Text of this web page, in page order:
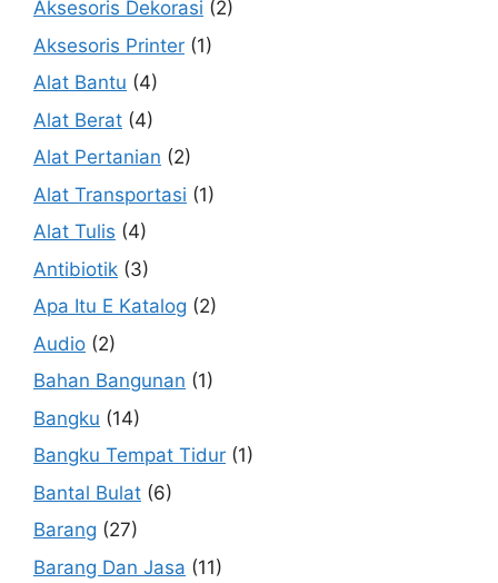
Aksesoris Dekorasi (2)
Aksesoris Printer (1)
Alat Bantu (4)
Alat Berat (4)
Alat Pertanian (2)
Alat Transportasi (1)
Alat Tulis (4)
Antibiotik (3)
Apa Itu E Katalog (2)
Audio (2)
Bahan Bangunan (1)
Bangku (14)
Bangku Tempat Tidur (1)
Bantal Bulat (6)
Barang (27)
Barang Dan Jasa (11)